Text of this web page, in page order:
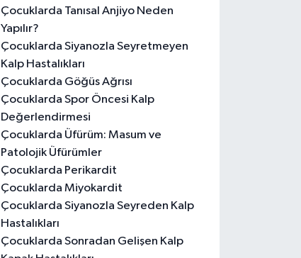
Çocuklarda Tanısal Anjiyo Neden
Yapılır?
Çocuklarda Siyanozla Seyretmeyen
Kalp Hastalıkları
Çocuklarda Göğüs Ağrısı
Çocuklarda Spor Öncesi Kalp
Değerlendirmesi
Çocuklarda Üfürüm: Masum ve
Patolojik Üfürümler
Çocuklarda Perikardit
Çocuklarda Miyokardit
Çocuklarda Siyanozla Seyreden Kalp
Hastalıkları
Çocuklarda Sonradan Gelişen Kalp